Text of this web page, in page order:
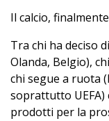
Il calcio,
Tra chi ha deciso
Olanda, Belgio),
chi segue a ruota
soprattutto UEFA)
prodotti per la